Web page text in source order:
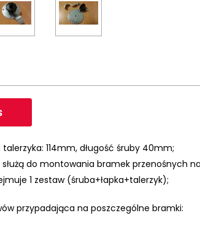
114mm, długość śruby 40mm;
służą do montowania bramek przenośnych
1 zestaw (śruba+łapka+talerzyk);
przypadająca na poszczególne bramki: